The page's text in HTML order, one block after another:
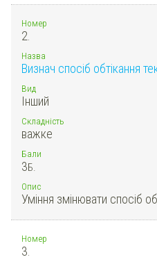
Номер
2.
Назва
Визнач спосіб обтікання
Вид
Інший
Складність
важке
Бали
3Б.
Опис
Уміння змінювати спосіб
Номер
3.